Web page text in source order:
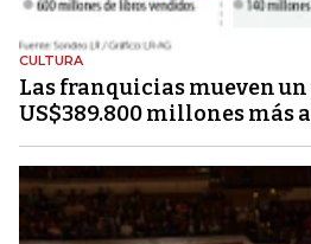
CULTURA
Las franquicias mueven
US$389.800 millones más